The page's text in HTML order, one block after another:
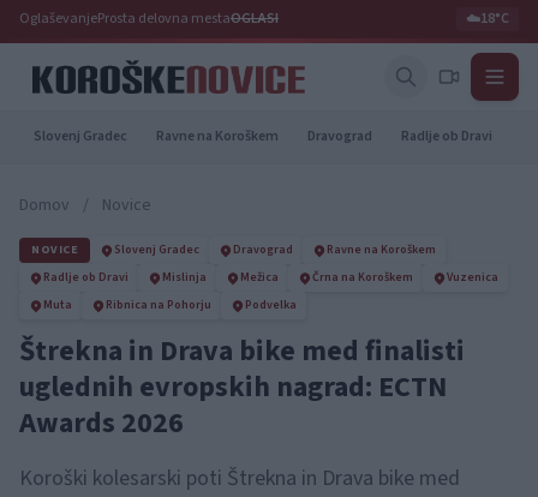
OglaševanjeProsta delovna mestaOGLASI ☁️18°C
Slovenj Gradec Ravne na Koroškem Dravograd Radlje ob Dravi
Domov / Novice
NOVICE Slovenj Gradec Dravograd
Ravne na Koroškem
Radlje ob Dravi
Mislinja Mežica Črna na Koroškem
Vuzenica
Muta
Ribnica na Pohorju Podvelka
Štrekna in Drava bike med finalisti
uglednih evropskih nagrad: ECTN
Awards 2026
Koroški kolesarski poti Štrekna in Drava bike med